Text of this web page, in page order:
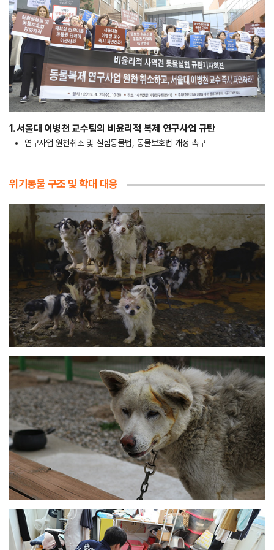
1. 서울대 이병천 교수팀의 비윤리적 복제 연구사업 규탄
연구사업 원천취소 및 실험동물법, 동물보호법 개정 촉구
위기동물 구조 및 학대 대응